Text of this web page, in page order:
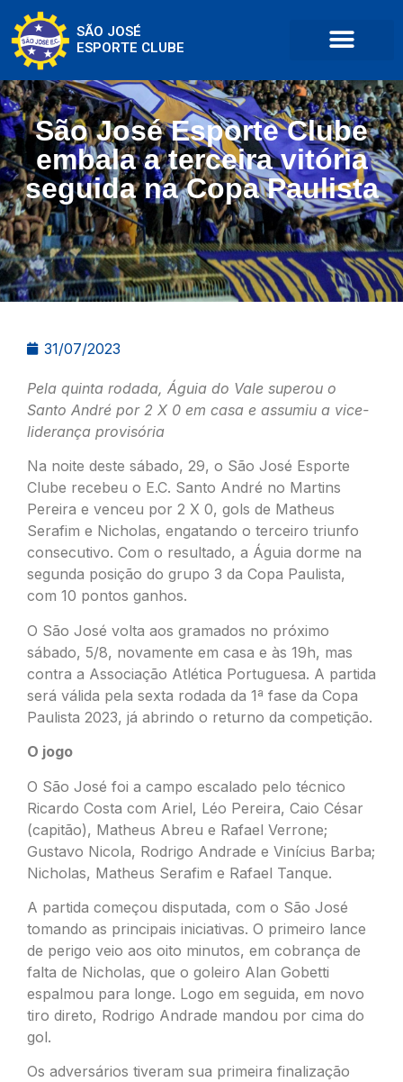
SÃO JOSÉ
ESPORTE CLUBE
São José Esporte Clube
embala a terceira vitória
seguida na Copa Paulista
31/07/2023
Pela quinta rodada, Águia do Vale superou o
Santo André por 2 X 0 em casa e assumiu a vice-
liderança provisória
Na noite deste sábado, 29, o São José Esporte
Clube recebeu o E.C. Santo André no Martins
Pereira e venceu por 2 X 0, gols de Matheus
Serafim e Nicholas, engatando o terceiro triunfo
consecutivo. Com o resultado, a Águia dorme na
segunda posição do grupo 3 da Copa Paulista,
com 10 pontos ganhos.
O São José volta aos gramados no próximo
sábado, 5/8, novamente em casa e às 19h, mas
contra a Associação Atlética Portuguesa. A partida
será válida pela sexta rodada da 1ª fase da Copa
Paulista 2023, já abrindo o returno da competição.
O jogo
O São José foi a campo escalado pelo técnico
Ricardo Costa com Ariel, Léo Pereira, Caio César
(capitão), Matheus Abreu e Rafael Verrone;
Gustavo Nicola, Rodrigo Andrade e Vinícius Barba;
Nicholas, Matheus Serafim e Rafael Tanque.
A partida começou disputada, com o São José
tomando as principais iniciativas. O primeiro lance
de perigo veio aos oito minutos, em cobrança de
falta de Nicholas, que o goleiro Alan Gobetti
espalmou para longe. Logo em seguida, em novo
tiro direto, Rodrigo Andrade mandou por cima do
gol.
Os adversários tiveram sua primeira finalização